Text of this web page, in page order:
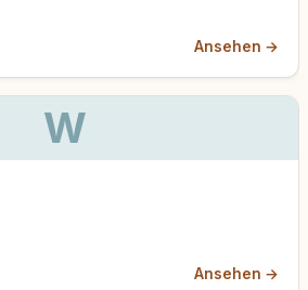
Ansehen →
W
Ansehen →